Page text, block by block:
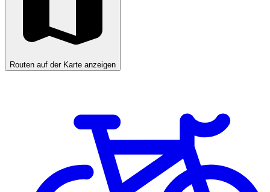
Routen auf der Karte anzeigen